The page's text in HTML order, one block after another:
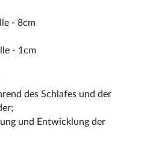
- 8cm
- 1cm
des Schlafes und der
und Entwicklung der